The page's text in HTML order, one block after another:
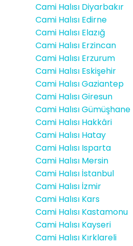
Cami Halısı Diyarbakır
Cami Halısı Edirne
Cami Halısı Elazığ
Cami Halısı Erzincan
Cami Halısı Erzurum
Cami Halısı Eskişehir
Cami Halısı Gaziantep
Cami Halısı Giresun
Cami Halısı Gümüşhane
Cami Halısı Hakkâri
Cami Halısı Hatay
Cami Halısı Isparta
Cami Halısı Mersin
Cami Halısı İstanbul
Cami Halısı İzmir
Cami Halısı Kars
Cami Halısı Kastamonu
Cami Halısı Kayseri
Cami Halısı Kırklareli